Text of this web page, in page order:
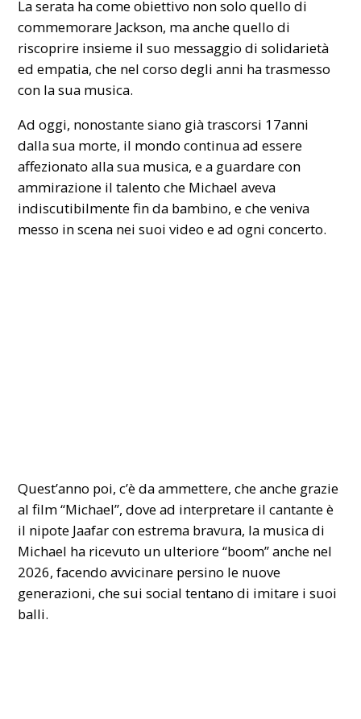
La serata ha come obiettivo non solo quello di
commemorare Jackson, ma anche quello di
riscoprire insieme il suo messaggio di solidarietà
ed empatia, che nel corso degli anni ha trasmesso
con la sua musica.
Ad oggi, nonostante siano già trascorsi 17anni
dalla sua morte, il mondo continua ad essere
affezionato alla sua musica, e a guardare con
ammirazione il talento che Michael aveva
indiscutibilmente fin da bambino, e che veniva
messo in scena nei suoi video e ad ogni concerto.
Quest’anno poi, c’è da ammettere, che anche grazie
al film “Michael”, dove ad interpretare il cantante è
il nipote Jaafar con estrema bravura, la musica di
Michael ha ricevuto un ulteriore “boom” anche nel
2026, facendo avvicinare persino le nuove
generazioni, che sui social tentano di imitare i suoi
balli.